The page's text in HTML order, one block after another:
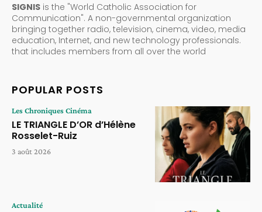
SIGNIS is the "World Catholic Association for
Communication". A non-governmental organization
bringing together radio, television, cinema, video, media
education, Internet, and new technology professionals.
that includes members from all over the world
POPULAR POSTS
Les Chroniques Cinéma
LE TRIANGLE D’OR d’Hélène
Rosselet-Ruiz
3 août 2026
Actualité